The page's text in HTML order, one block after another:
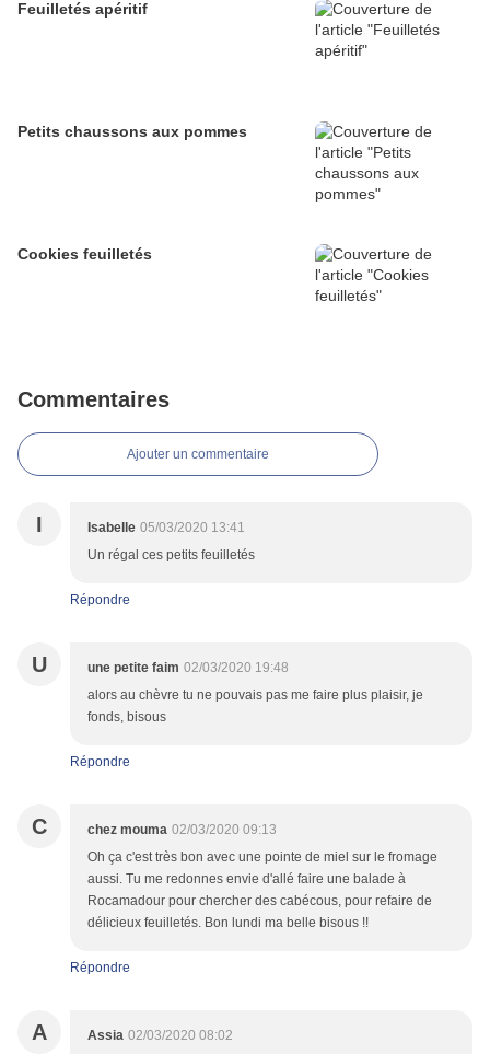
Feuilletés apéritif
Petits chaussons aux pommes
Cookies feuilletés
Commentaires
Ajouter un commentaire
I Isabelle 05/03/2020 13:41
Un régal ces petits feuilletés
Répondre
U une petite faim 02/03/2020 19:48
alors au chèvre tu ne pouvais pas me faire plus plaisir, je
fonds, bisous
Répondre
C chez mouma 02/03/2020 09:13
Oh ça c'est très bon avec une pointe de miel sur le fromage
aussi. Tu me redonnes envie d'allé faire une balade à
Rocamadour pour chercher des cabécous, pour refaire de
délicieux feuilletés. Bon lundi ma belle bisous !!
Répondre
A Assia 02/03/2020 08:02